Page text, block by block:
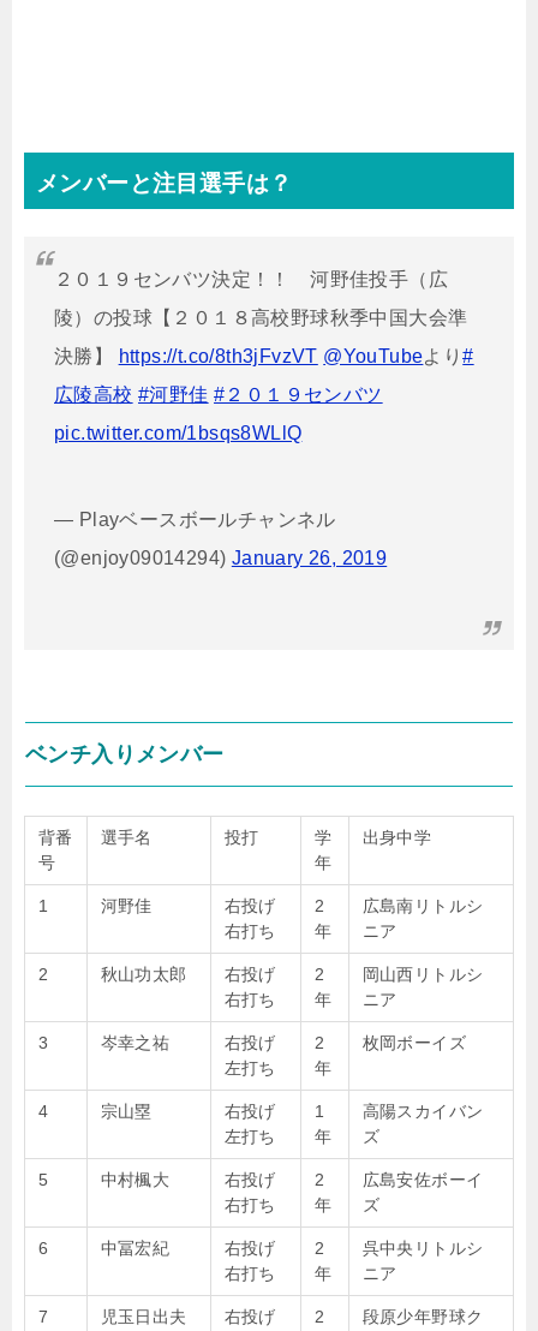
メンバーと注目選手は？
２０１９センバツ決定！！ 河野佳投手（広
陵）の投球【２０１８高校野球秋季中国大会準
決勝】
https://t.co/8th3jFvzVT @YouTubeより#
広陵高校 #河野佳 #２０１９センバツ
pic.twitter.com/1bsqs8WLlQ
— Playベースボールチャンネル
(@enjoy09014294) January 26, 2019
ベンチ入りメンバー
背番
号
選手名 投打
学
年
出身中学
1 河野佳
右投げ
右打ち
2
年
広島南リトルシ
ニア
2 秋山功太郎
右投げ
右打ち
2
年
岡山西リトルシ
ニア
3 岑幸之祐
右投げ
左打ち
2
年
枚岡ボーイズ
4 宗山塁
右投げ
左打ち
1
年
高陽スカイバン
ズ
5 中村楓大
右投げ
右打ち
2
年
広島安佐ボーイ
ズ
6 中冨宏紀
右投げ
右打ち
2
年
呉中央リトルシ
ニア
7 児玉日出夫
右投げ
2
段原少年野球ク